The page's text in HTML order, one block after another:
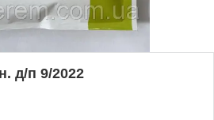
д/п 9/2022